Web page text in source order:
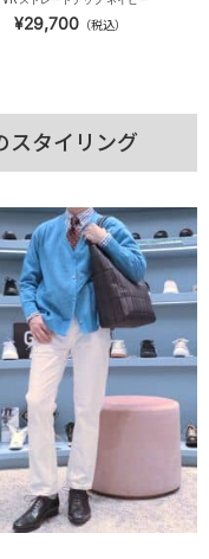
¥29,700（税込）
スタイリング